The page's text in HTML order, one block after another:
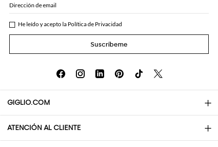
Dirección de email
He leído y acepto la Política de Privacidad
Suscríbeme
GIGLIO.COM
About
ATENCIÓN AL CLIENTE